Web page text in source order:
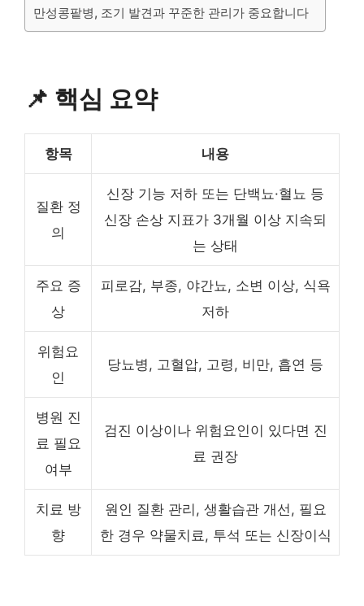
만성콩팥병, 조기 발견과 꾸준한 관리가 중요합니다
📌 핵심 요약
항목 내용
질환 정
의
신장 기능 저하 또는 단백뇨·혈뇨 등
신장 손상 지표가 3개월 이상 지속되
는 상태
주요 증
상
피로감, 부종, 야간뇨, 소변 이상, 식욕
저하
위험요
인
당뇨병, 고혈압, 고령, 비만, 흡연 등
병원 진
료 필요
여부
검진 이상이나 위험요인이 있다면 진
료 권장
치료 방
향
원인 질환 관리, 생활습관 개선, 필요
한 경우 약물치료, 투석 또는 신장이식